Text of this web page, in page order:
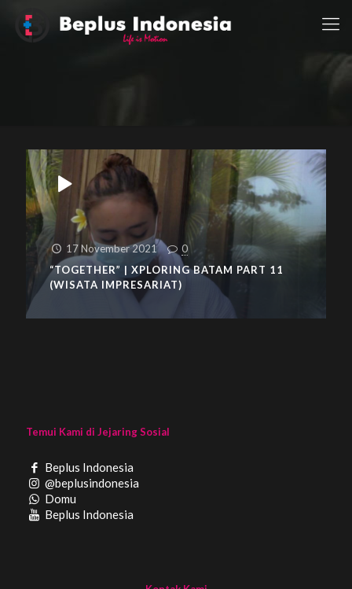
17 November 2021
0
“TOGETHER” | XPLORING BATAM PART 11
(WISATA IMPRESARIAT)
Temui Kami di Jejaring Sosial
Beplus Indonesia
@beplusindonesia
Domu
Beplus Indonesia